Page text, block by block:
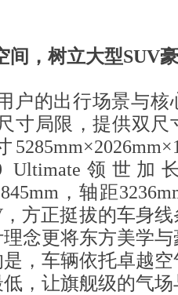
间，树立大型SUV
的出行场景与核
寸局限，提供双尺
Ultimate领世
，轴距
方正挺拔的车身
念更将东方美学
，车辆依托卓越
，让旗舰级的气